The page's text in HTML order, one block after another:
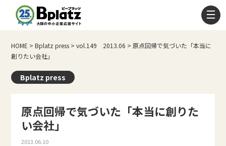
HOME >Bplatz press >vol.149 2013.06 > 原点回帰で気づいた「本当に
創りたい会社」
Bplatz press
原点回帰で気づいた「本当に創りた
い会社」
2013.06.10